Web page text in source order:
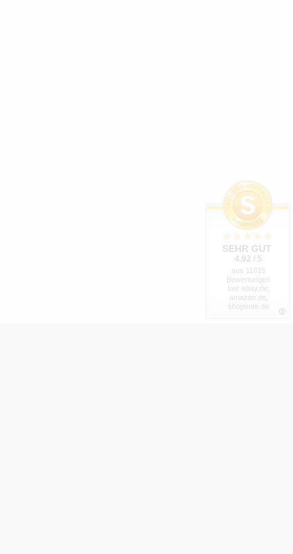
SEHR GUT
4.92 / 5
aus 11815
Bewertungen
bei: ebay.de,
amazon.de,
shopvote.de